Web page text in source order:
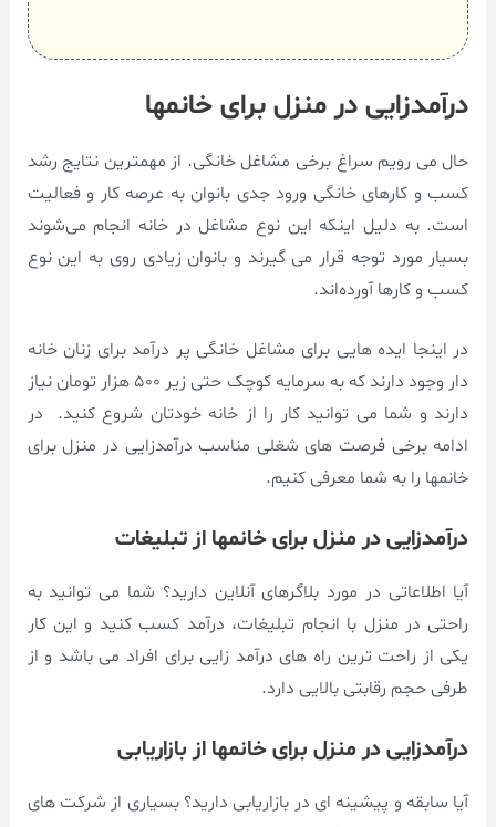
درآمدزایی در منزل برای خانمها
حال می رویم سراغ برخی مشاغل خانگی. از مهمترین نتایج رشد
کسب و کارهای خانگی ورود جدی بانوان به عرصه کار و فعالیت
است. به دلیل اینکه این نوع مشاغل در خانه انجام می‌شوند
بسیار مورد توجه قرار می گیرند و بانوان زیادی روی به این نوع
کسب و کارها آورده‌اند.
در اینجا ایده‌ هایی برای مشاغل خانگی پر درآمد برای زنان خانه
دار وجود دارند که به سرمایه کوچک حتی زیر ۵۰۰ هزار تومان نیاز
دارند و شما می‌ توانید کار را از خانه خودتان شروع کنید. در
ادامه برخی فرصت های شغلی مناسب درآمدزایی در منزل برای
خانمها را به شما معرفی کنیم.
درآمدزایی در منزل برای خانمها از تبلیغات
آیا اطلاعاتی در مورد بلاگرهای آنلاین دارید؟ شما می توانید به
راحتی در منزل با انجام تبلیغات، درآمد کسب کنید و این کار
یکی از راحت ترین راه های درآمد زایی برای افراد می باشد و از
طرفی حجم رقابتی بالایی دارد.
درآمدزایی در منزل برای خانمها از بازاریابی
آیا سابقه و پیشینه ای در بازاریابی دارید؟ بسیاری از شرکت های